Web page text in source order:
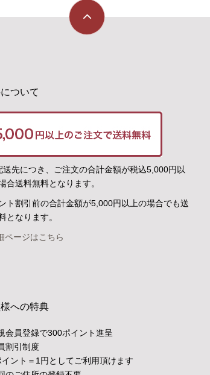
ついて
送先につき、ご注文の合計金額が税込5,000円以
合送料無料となります。
ト割引前の合計金額が5,000円以上の場合でも送
となります。
ページはこちら
への特典
会員登録で300ポイント進呈
割引制度
ント＝1円としてご利用頂けます